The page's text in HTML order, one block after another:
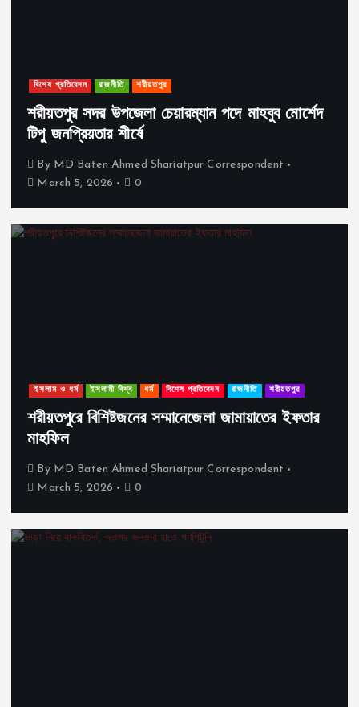
বিশেষ প্রতিবেদন রাজনীতি শরীয়তপুর
শরীয়তপুর সদর উপজেলা চেয়ারম্যান পদে মাহবুব মোর্শেদ
টিপু জনপ্রিয়তার শীর্ষে
By MD Baten Ahmed Shariatpur Correspondent
March 5, 2026
0
ইসলাম ও ধর্ম ইসলামী বিশ্ব ধর্ম বিশেষ প্রতিবেদন রাজনীতি শরীয়তপুর
শরীয়তপুরে বিশিষ্টজনের সম্মানেজেলা জামায়াতের ইফতার
মাহফিল
By MD Baten Ahmed Shariatpur Correspondent
March 5, 2026
0